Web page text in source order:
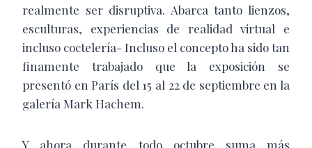
realmente ser disruptiva. Abarca tanto lienzos,
esculturas, experiencias de realidad virtual e
incluso coctelería- Incluso el concepto ha sido tan
finamente trabajado que la exposición se
presentó en París del 15 al 22 de septiembre en la
galería Mark Hachem.
Y ahora durante todo octubre suma más